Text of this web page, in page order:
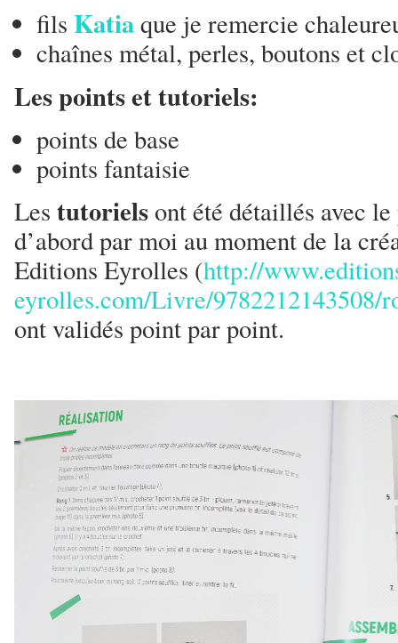
fils Katiaque je remercie
chaînes métal, perles, boutons et
Les points et tutoriels:
points de base
points fantaisie
Les tutorielsont été détaillés avec
d’abord par moi au moment de la
Editions Eyrolles (http://
eyrolles.com/Livre/9782212143508/
ont validés point par point.